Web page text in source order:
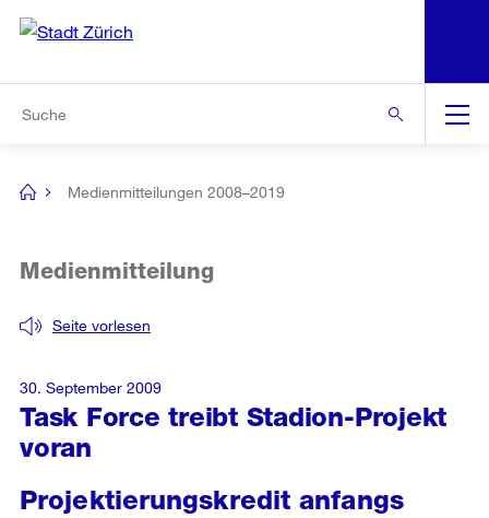
Navigation
[no
Medienmitteilungen 2008–2019
Task Force treibt Stadion-Projekt
voran
Seite vorlesen
Medienmitteilung
Projektierungskredit anfangs
30. September 2009